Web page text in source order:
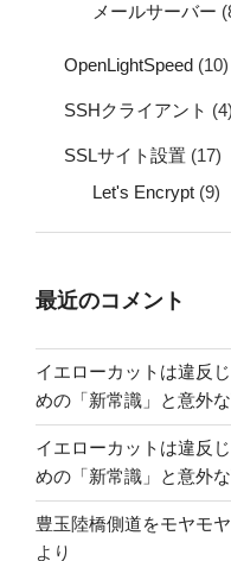
メールサーバー
OpenLightSpeed (10)
SSHクライアント (4)
SSLサイト設置 (17)
Let's Encrypt (9)
最近のコメント
イエローカットは違反
めの「新常識」と意外
イエローカットは違反
めの「新常識」と意外
豊玉陸橋側道をモヤモ
より